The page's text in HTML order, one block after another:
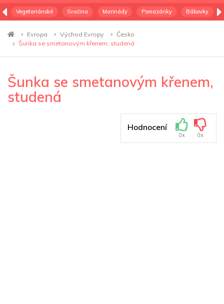
Vegetariánské Svačina Marinády Pomazánky Bábovky
Evropa Východ Evropy
Česko
Šunka se smetanovým křenem, studená
Šunka se smetanovým křenem,
studená
Hodnocení
0x 0x